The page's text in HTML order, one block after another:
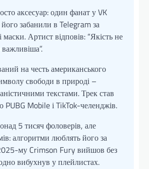
аксесуар: один фанат у VK
його забанили в Telegram за
маски. Артист відповів: “Якість не
на честь американського
свободи в природі –
текстами. Трек став
PUBG Mobile і TikTok-челенджів.
5 тисяч фоловерів, але
алгоритми люблять його за
му Crimson Fury вийшов без
вибухнув у плейлистах.